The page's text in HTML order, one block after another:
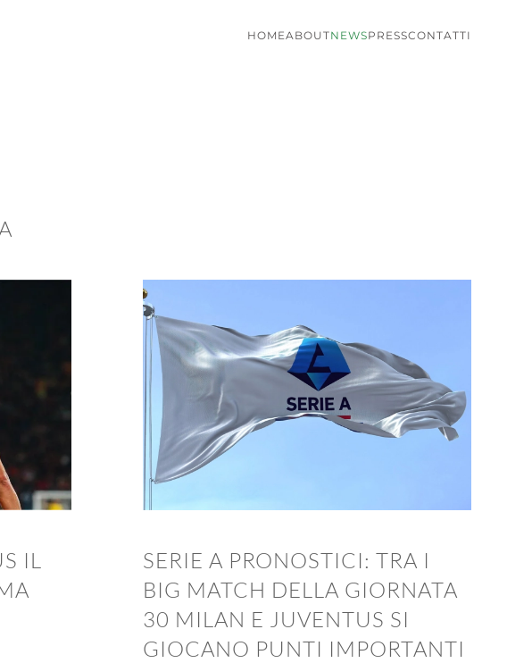
HOMEABOUTNEWSPRESSCONTATTI
IL
SERIE A PRONOSTICI: TRA I
BIG MATCH DELLA GIORNATA
30 MILAN E JUVENTUS SI
GIOCANO PUNTI IMPORTANTI